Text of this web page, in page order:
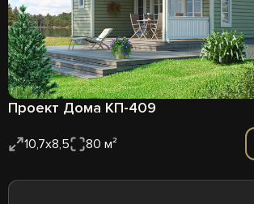
Проект Дома КП-409
10,7х8,5 80 м²